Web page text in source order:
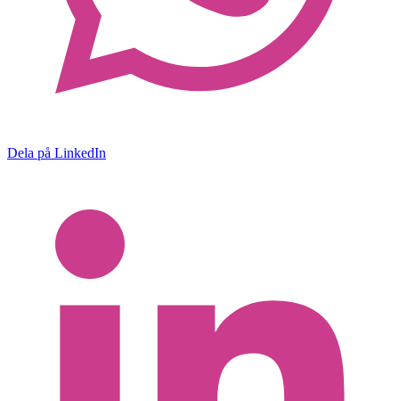
Dela på LinkedIn